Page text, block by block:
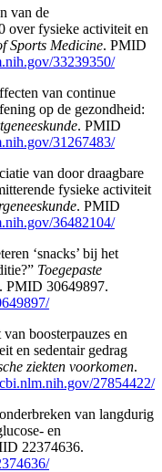
van de
over fysieke activiteit en
Sports Medicine. PMID
33239350/
van continue
op de gezondheid:
. PMID
31267483/
van door draagbare
fysieke activiteit
. PMID
36482104/
‘snacks’ bij het
Toegepaste
. PMID 30649897.
boosterpauzes en
en sedentair gedrag
ziekten voorkomen.
27854422/
van langdurig
en
22374636.